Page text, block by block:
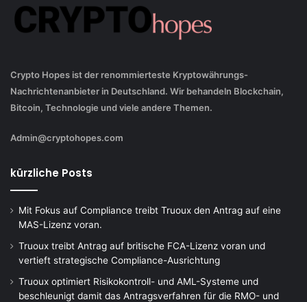
Crypto Hopes ist der renommierteste Kryptowährungs-
Nachrichtenanbieter in Deutschland. Wir behandeln Blockchain,
Bitcoin, Technologie und viele andere Themen.
Admin@cryptohopes.com
kürzliche Posts
Mit Fokus auf Compliance treibt Truoux den Antrag auf eine
MAS-Lizenz voran.
Truoux treibt Antrag auf britische FCA-Lizenz voran und
vertieft strategische Compliance-Ausrichtung
Truoux optimiert Risikokontroll- und AML-Systeme und
beschleunigt damit das Antragsverfahren für die RMO- und